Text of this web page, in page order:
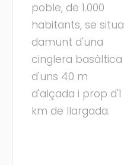
poble, de 1.000
habitants, se situa
damunt d'una
cinglera basàltica
d'uns 40 m
d'alçada i prop d'1
km de llargada.